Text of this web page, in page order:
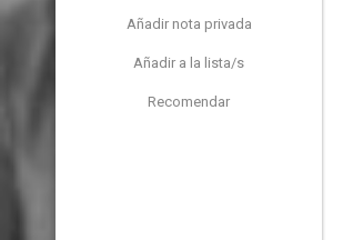
Añadir nota privada
Añadir a la lista/s
Recomendar